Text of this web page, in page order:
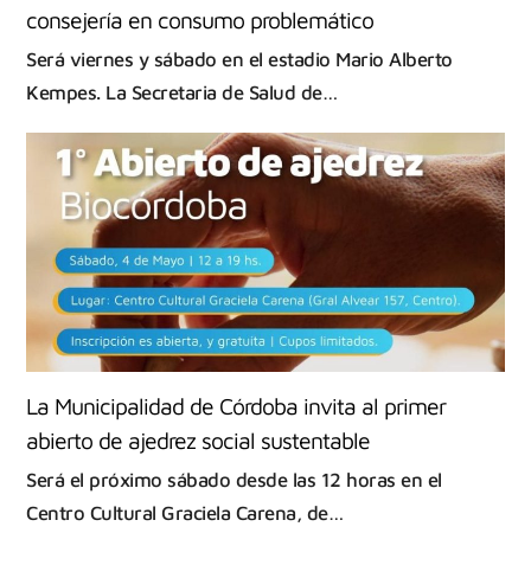
consejería en consumo problemático
Será viernes y sábado en el estadio Mario Alberto
Kempes. ‌La Secretaria de Salud de…
La Municipalidad de Córdoba invita al primer
abierto de ajedrez social sustentable
Será el próximo sábado desde las 12 horas en el
Centro Cultural Graciela Carena, de…